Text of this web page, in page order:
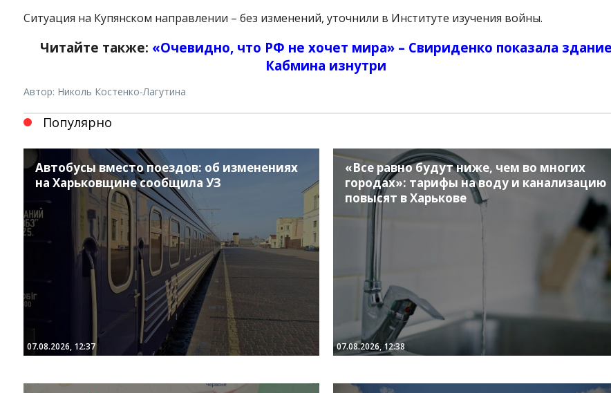
Ситуация на Купянском направлении – без изменений, уточнили в Институте изучения войны.
Читайте также: «Очевидно, что РФ не хочет мира» – Свириденко показала здание
Кабмина изнутри
Автор: Николь Костенко-Лагутина
Популярно
Автобусы вместо поездов: об изменениях
на Харьковщине сообщила УЗ
07.08.2026, 12:37
«Все равно будут ниже, чем во многих
городах»: тарифы на воду и канализацию
повысят в Харькове
07.08.2026, 12:38
InstagramFacebook
TwitterYoutube